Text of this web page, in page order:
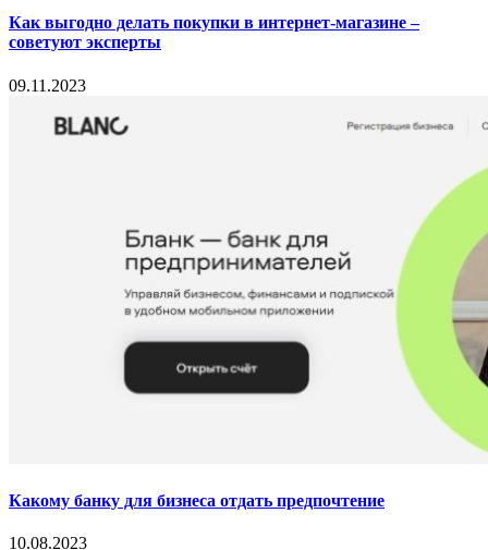
Как выгодно делать покупки в интернет-магазине –
советуют эксперты
09.11.2023
Какому банку для бизнеса отдать предпочтение
10.08.2023